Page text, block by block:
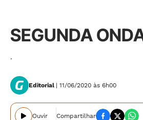
SEGUNDA
.
Editorial | 11/06/2020 às 6h00
Ouvir Compartilhar